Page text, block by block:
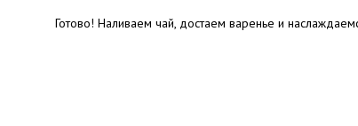
Готово! Наливаем чай, достаем варенье и